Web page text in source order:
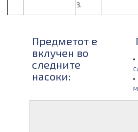
3.
Предметот е
вклучен во
следните
насоки: